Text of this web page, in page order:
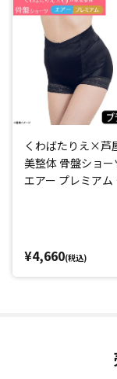
・体の動きになじ
・おなか周りが
・通気性
・シームレス加工
「毎日はきたく
さんの理想がこの
特に鼠径部(太も
フィットレース」
毎日気軽にはき続
整生地をショー
くわばたりえ×芦
美整体 骨盤ショー
エアー プレミアム
¥4,660(税込)